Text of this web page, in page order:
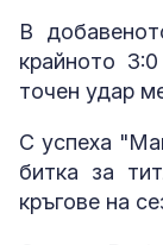
В
крайното
точен удар
С успеха
битка за
кръгове на